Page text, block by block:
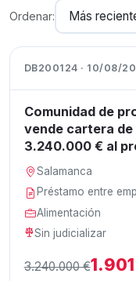
Ordenar:
DB200124 · 10/08/
Comunidad de
vende cartera
3.240.000 € al
Salamanca
Préstamo entre
Alimentación
Sin judicializar
3.240.000 €